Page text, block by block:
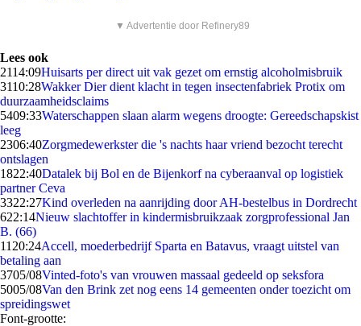
▼ Advertentie door Refinery89
Lees ook
2114:09Huisarts per direct uit vak gezet om ernstig alcoholmisbruik
3110:28Wakker Dier dient klacht in tegen insectenfabriek Protix om
duurzaamheidsclaims
5409:33Waterschappen slaan alarm wegens droogte: Gereedschapskist
leeg
2306:40Zorgmedewerkster die 's nachts haar vriend bezocht terecht
ontslagen
1822:40Datalek bij Bol en de Bijenkorf na cyberaanval op logistiek
partner Ceva
3322:27Kind overleden na aanrijding door AH-bestelbus in Dordrecht
622:14Nieuw slachtoffer in kindermisbruikzaak zorgprofessional Jan
B. (66)
11 20:24Accell, moederbedrijf Sparta en Batavus, vraagt uitstel van
betaling aan
3705/08Vinted-foto's van vrouwen massaal gedeeld op seksfora
5005/08Van den Brink zet nog eens 14 gemeenten onder toezicht om
spreidingswet
Font-grootte: